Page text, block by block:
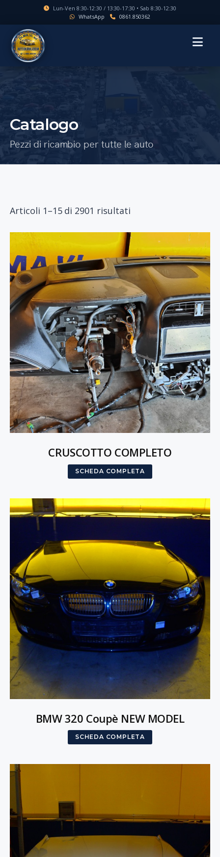
Lun-Ven 8:30-12:30 / 13:30-17:30 • Sab 8:30-12:30
WhatsApp
0861.850362
MENU
Catalogo
Pezzi di ricambio per tutte le auto
Articoli 1–15 di 2901 risultati
CRUSCOTTO COMPLETO
SCHEDA COMPLETA
BMW 320 Coupè NEW MODEL
SCHEDA COMPLETA